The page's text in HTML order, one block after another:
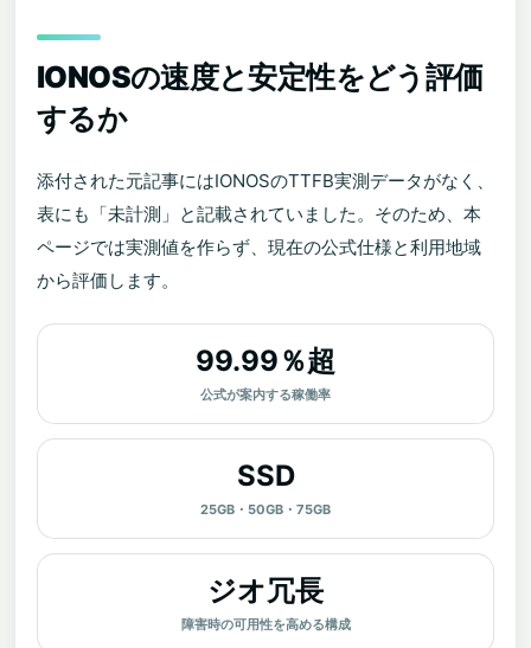
IONOSの速度と安定性をどう評価
するか
添付された元記事にはIONOSのTTFB実測データがなく、
表にも「未計測」と記載されていました。そのため、本
ページでは実測値を作らず、現在の公式仕様と利用地域
から評価します。
99.99％超
公式が案内する稼働率
SSD
25GB・50GB・75GB
ジオ冗長
障害時の可用性を高める構成